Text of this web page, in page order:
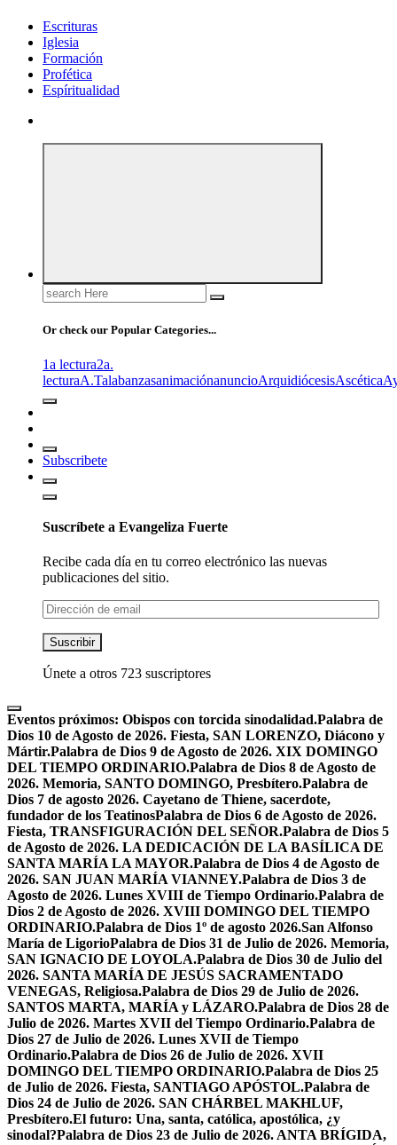
Escrituras
Iglesia
Formación
Profética
Espíritualidad
Search
for:
Or check our Popular Categories...
1a lectura2a.
lecturaA.TalabanzasanimaciónanuncioArquidiócesisAscética
Subscribete
Suscríbete a Evangeliza Fuerte
Recibe cada día en tu correo electrónico las nuevas
publicaciones del sitio.
Dirección
de
email
Suscribir
Únete a otros 723 suscriptores
Eventos próximos: Obispos con torcida sinodalidad.Palabra de
Dios 10 de Agosto de 2026. Fiesta, SAN LORENZO, Diácono y
Mártir.Palabra de Dios 9 de Agosto de 2026. XIX DOMINGO
DEL TIEMPO ORDINARIO.Palabra de Dios 8 de Agosto de
2026. Memoria, SANTO DOMINGO, Presbítero.Palabra de
Dios 7 de agosto 2026. Cayetano de Thiene, sacerdote,
fundador de los TeatinosPalabra de Dios 6 de Agosto de 2026.
Fiesta, TRANSFIGURACIÓN DEL SEÑOR.Palabra de Dios 5
de Agosto de 2026. LA DEDICACIÓN DE LA BASÍLICA DE
SANTA MARÍA LA MAYOR.Palabra de Dios 4 de Agosto de
2026. SAN JUAN MARÍA VIANNEY.Palabra de Dios 3 de
Agosto de 2026. Lunes XVIII de Tiempo Ordinario.Palabra de
Dios 2 de Agosto de 2026. XVIII DOMINGO DEL TIEMPO
ORDINARIO.Palabra de Dios 1º de agosto 2026.San Alfonso
María de LigorioPalabra de Dios 31 de Julio de 2026. Memoria,
SAN IGNACIO DE LOYOLA.Palabra de Dios 30 de Julio del
2026. SANTA MARÍA DE JESÚS SACRAMENTADO
VENEGAS, Religiosa.Palabra de Dios 29 de Julio de 2026.
SANTOS MARTA, MARÍA y LÁZARO.Palabra de Dios 28 de
Julio de 2026. Martes XVII del Tiempo Ordinario.Palabra de
Dios 27 de Julio de 2026. Lunes XVII de Tiempo
Ordinario.Palabra de Dios 26 de Julio de 2026. XVII
DOMINGO DEL TIEMPO ORDINARIO.Palabra de Dios 25
de Julio de 2026. Fiesta, SANTIAGO APÓSTOL.Palabra de
Dios 24 de Julio de 2026. SAN CHÁRBEL MAKHLUF,
Presbítero.El futuro: Una, santa, católica, apostólica, ¿y
sinodal?Palabra de Dios 23 de Julio de 2026. ANTA BRÍGIDA,